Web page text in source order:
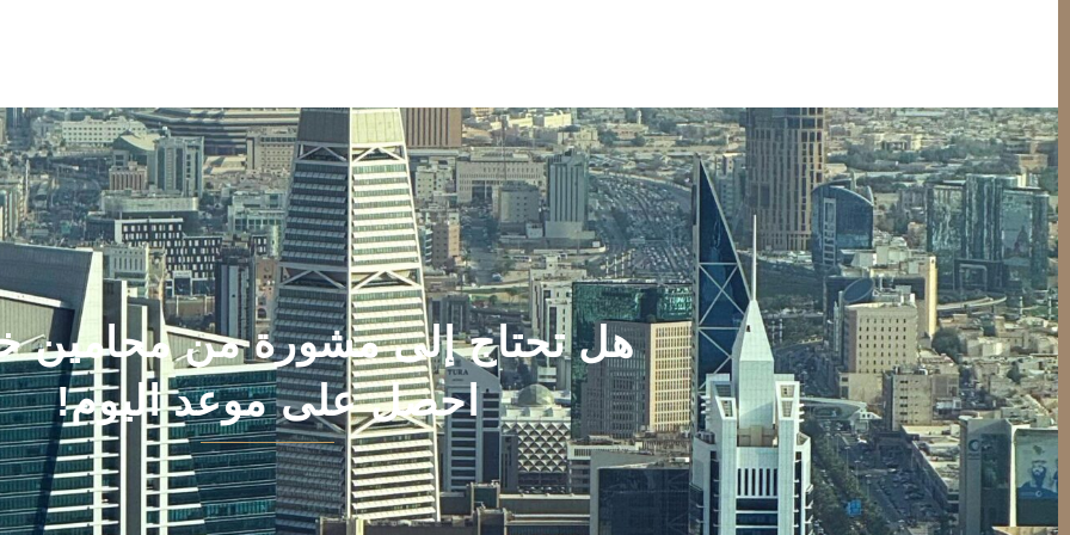
هل تحتاج إلى مشورة من محامين
احصل على موعد اليوم!